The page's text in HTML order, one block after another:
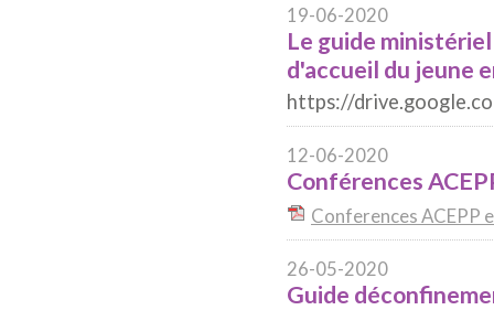
19-06-2020
Le guide
d'accueil du jeune
https://
12-06-2020
Conférences
Conferences ACEPP
26-05-2020
Guide